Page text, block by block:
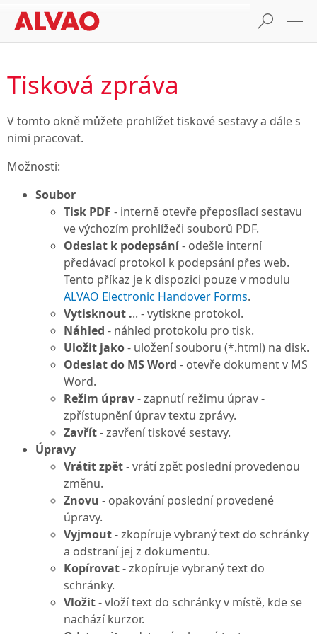
Tisková zpráva
V tomto okně můžete prohlížet tiskové sestavy a dále s
nimi pracovat.
Možnosti:
Soubor
Tisk PDF - interně otevře přeposílací sestavu
ve výchozím prohlížeči souborů PDF.
Odeslat k podepsání- odešle interní
předávací protokol k podepsání přes web.
Tento příkaz je k dispozici pouze v modulu
ALVAO Electronic Handover Forms.
Vytisknout ... - vytiskne protokol.
Náhled - náhled protokolu pro tisk.
Uložit jako- uložení souboru (*.html) na disk.
Odeslat do MS Word - otevře dokument v MS
Word.
Režim úprav- zapnutí režimu úprav -
zpřístupnění úprav textu zprávy.
Zavřít- zavření tiskové sestavy.
Úpravy
Vrátit zpět- vrátí zpět poslední provedenou
změnu.
Znovu - opakování poslední provedené
úpravy.
Vyjmout- zkopíruje vybraný text do schránky
a odstraní jej z dokumentu.
Kopírovat- zkopíruje vybraný text do
schránky.
Vložit- vloží text do schránky v místě, kde se
nachází kurzor.